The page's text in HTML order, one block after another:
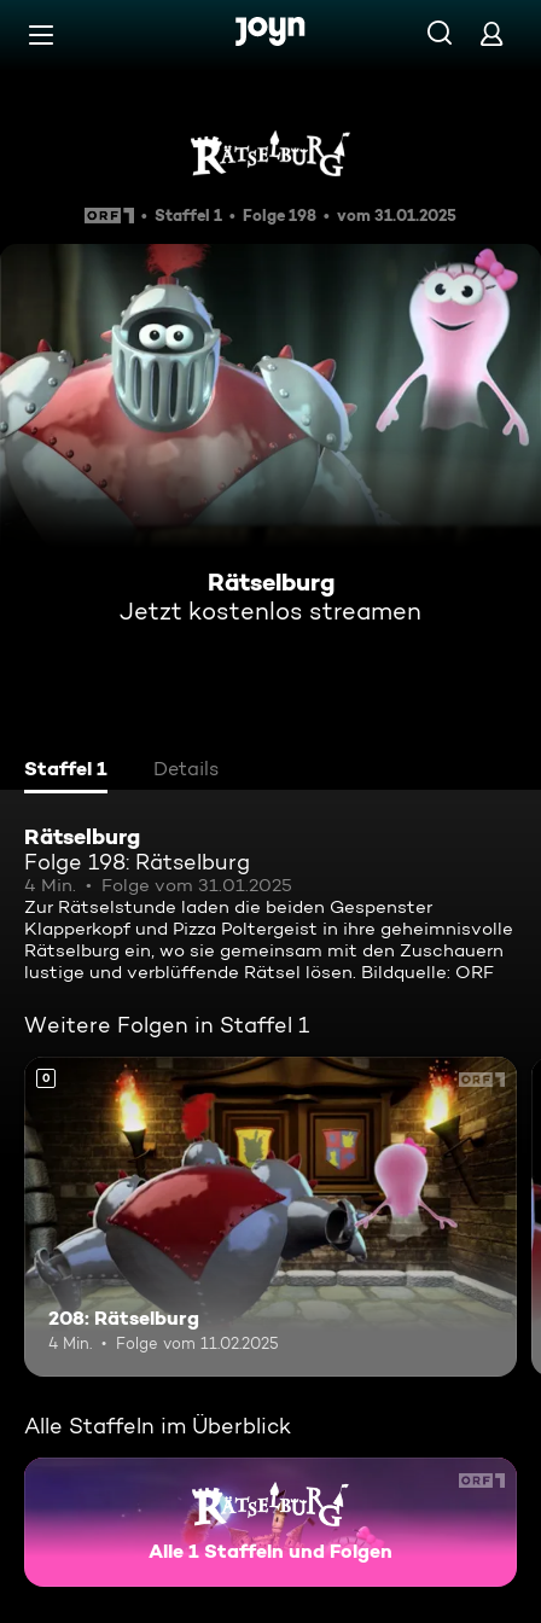
Zum Inhalt springen
Rätselburg
Staffel 1 Folge 198 vom 31.01.2025
Rätselburg
Jetzt kostenlos streamen
Staffel 1 Details
Rätselburg
Folge 198: Rätselburg
4 Min.
Folge vom 31.01.2025
Zur Rätselstunde laden die beiden Gespenster
Klapperkopf und Pizza Poltergeist in ihre geheimnisvolle
Rätselburg ein, wo sie gemeinsam mit den Zuschauern
lustige und verblüffende Rätsel lösen. Bildquelle: ORF
Weitere Folgen in Staffel 1
0
208: Rätselburg
4 Min. Folge vom 11.02.2025
Alle Staffeln im Überblick
Alle 1 Staffeln und Folgen